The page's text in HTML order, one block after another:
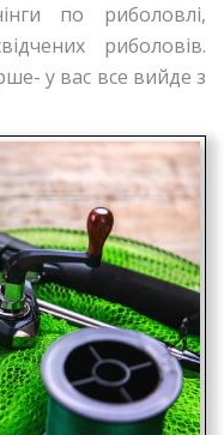
по риболовлі,
риболовів.
у вас все вийде з